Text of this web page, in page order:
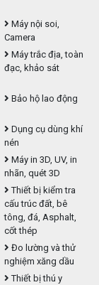
Máy nội soi,
Camera
Máy trắc địa, toàn
đạc, khảo sát
Bảo hộ lao động
Dụng cụ dùng khí
nén
Máy in 3D, UV, in
nhãn, quét 3D
Thiết bị kiểm tra
cấu trúc đất, bê
tông, đá, Asphalt,
cốt thép
Đo lường và thử
nghiệm xăng dầu
Thiết bị thú y